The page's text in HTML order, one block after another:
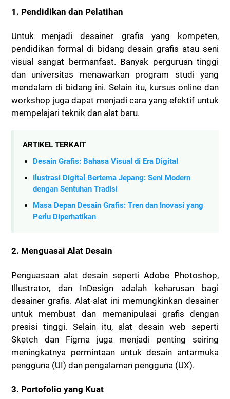
1. Pendidikan dan Pelatihan
Untuk menjadi desainer grafis yang kompeten,
pendidikan formal di bidang desain grafis atau seni
visual sangat bermanfaat. Banyak perguruan tinggi
dan universitas menawarkan program studi yang
mendalam di bidang ini. Selain itu, kursus online dan
workshop juga dapat menjadi cara yang efektif untuk
mempelajari teknik dan alat baru.
ARTIKEL TERKAIT
Desain Grafis: Bahasa Visual di Era Digital
Ilustrasi Digital Bertema Jepang: Seni Modern
dengan Sentuhan Tradisi
Masa Depan Desain Grafis: Tren dan Inovasi yang
Perlu Diperhatikan
2. Menguasai Alat Desain
Penguasaan alat desain seperti Adobe Photoshop,
Illustrator, dan InDesign adalah keharusan bagi
desainer grafis. Alat-alat ini memungkinkan desainer
untuk membuat dan memanipulasi grafis dengan
presisi tinggi. Selain itu, alat desain web seperti
Sketch dan Figma juga menjadi penting seiring
meningkatnya permintaan untuk desain antarmuka
pengguna (UI) dan pengalaman pengguna (UX).
3. Portofolio yang Kuat